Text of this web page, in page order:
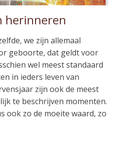
herinneren
we zijn allemaal
geboorte, dat geldt voor
wel meest standaard
in ieders leven van
zijn ook de meest
te beschrijven momenten.
ook zo de moeite waard, zo